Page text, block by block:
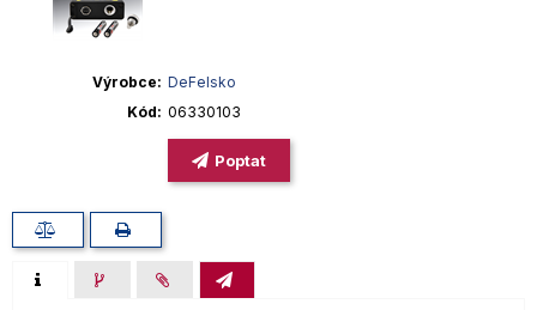
Výrobce
DeFelsko
Kód
06330103
Poptat